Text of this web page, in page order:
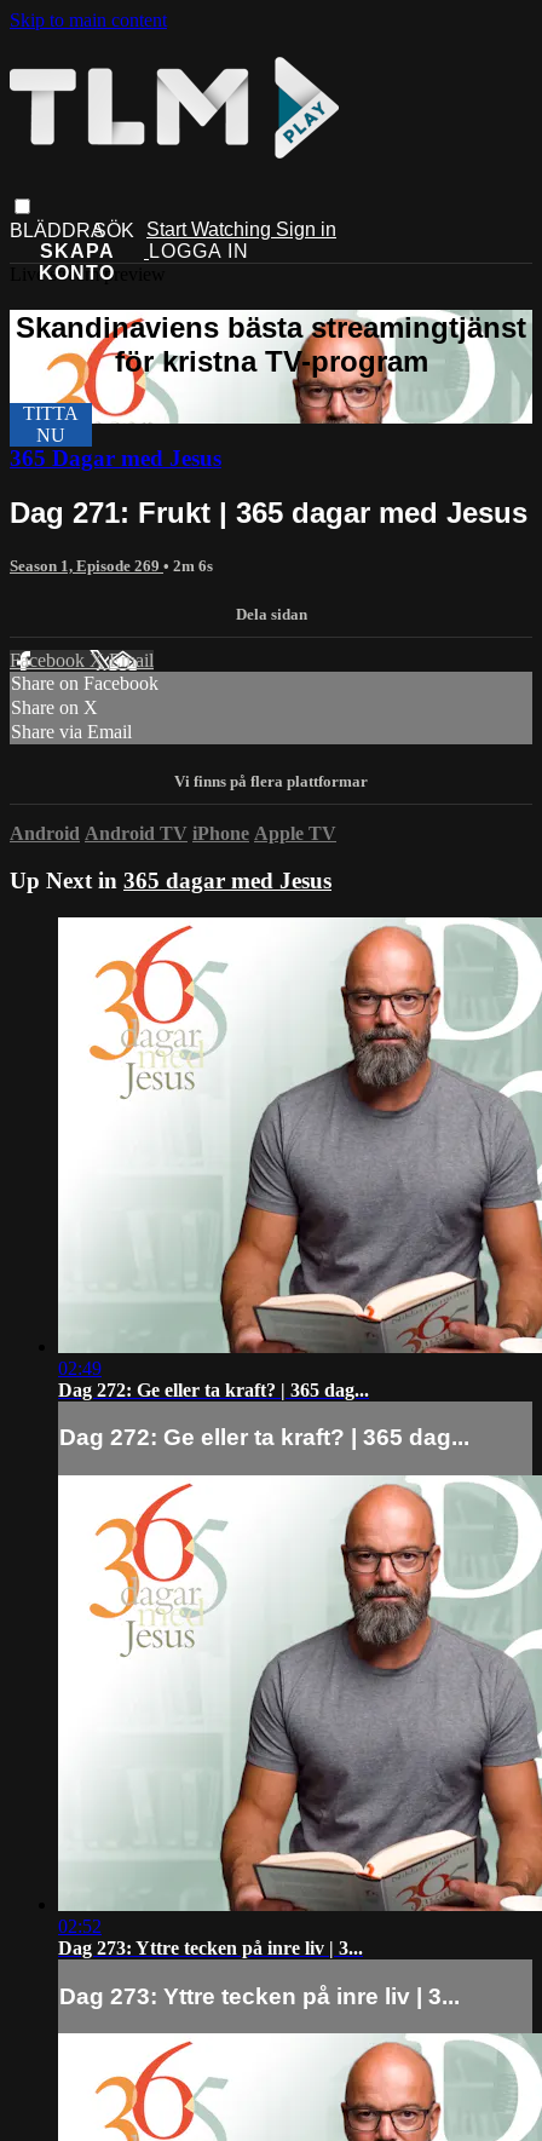
Skip to main content
Start Watching Sign in
Live stream preview
365 Dagar med Jesus
Dag 271: Frukt | 365 dagar med Jesus
Season 1, Episode 269 • 2m 6s
Facebook XEmail
Share on Facebook
Share on X
Share via Email
Android Android TV iPhone Apple TV
Up Next in 365 dagar med Jesus
02:49
Dag 272: Ge eller ta kraft? | 365 dag...
Dag 272: Ge eller ta kraft? | 365 dag...
02:52
Dag 273: Yttre tecken på inre liv | 3...
Dag 273: Yttre tecken på inre liv | 3...